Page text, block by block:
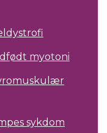
myotoni
sykdom